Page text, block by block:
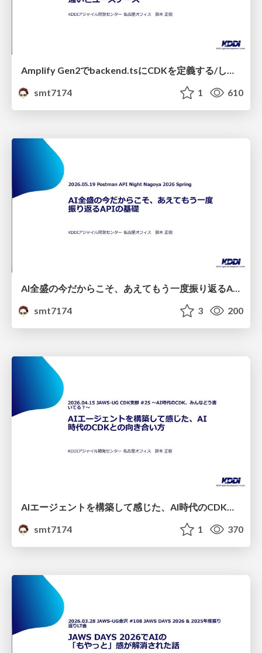
Amplify Gen2でbackend.tsにCDKを定義する/しない事によるCDKの挙動の違いとユースケース
smt7174
1 610
AI全盛の今だからこそ、あえてもう一度振り返るAPIの基礎
smt7174
3 200
AIエージェントを構築して感じた、AI時代のCDKとの向き合い方
smt7174
1 370